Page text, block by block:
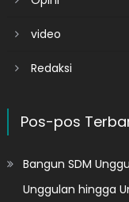
video
Redaksi
Pos-pos
Bangun SDM
Unggulan hingga